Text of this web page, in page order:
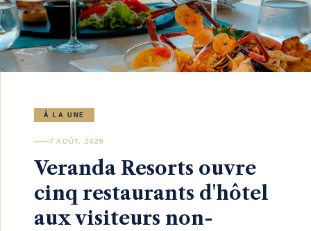
À LA UNE
7 AOÛT, 2026
Veranda Resorts ouvre
cinq restaurants d'hôtel
aux visiteurs non-